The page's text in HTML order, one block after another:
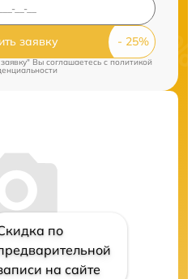
заявку
Вы соглашаетесь c политикой
по
на сайте